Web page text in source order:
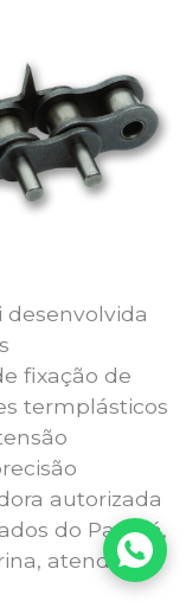
desenvolvida
fixação de
termplásticos
autorizada
do Paraná,
atende